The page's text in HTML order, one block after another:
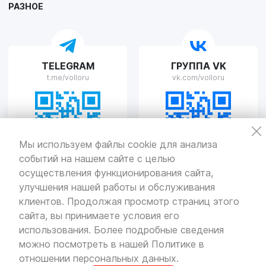
Мы используем файлы cookie для анализа
событий на нашем сайте с целью
осуществления функционирования сайта,
улучшения нашей работы и обслуживания
клиентов. Продолжая просмотр страниц этого
сайта, вы принимаете условия его
использования. Более подробные сведения
можно посмотреть в нашей Политике в
отношении персональных данных.
VOLLO Рязань
г. Рязань, улица Островского, д.109/2
Пн-Пт с 9:00 до 20:00, Сб-Вс выходной
VOLLO Тверь
г. Тверь, проспект Николая Корыткова, 17А
Пн-Пт с 9:00 до 19:00 Сб-Вс с 10:00 до 19:00
РАЗНОЕ
TELEGRAM
t.me/volloru
ГРУППА VK
vk.com/volloru
© Все права защищены. Информация сайта защищена законом
об авторских правах.
Политикаконфиденциальности
Разработкаи продвижение — «SeoOlimp»